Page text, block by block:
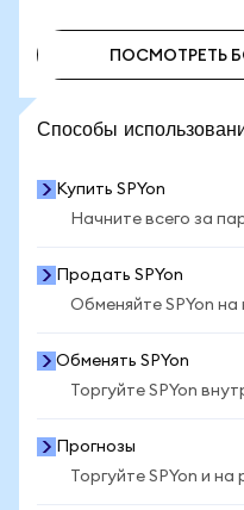
ПОСМОТРЕТЬ
Способы
Купить SPYon
Начните всего за
Продать SPYon
Обменяйте SPYon на
Обменять SPYon
Торгуйте SPYon
Прогнозы
Торгуйте SPYon и